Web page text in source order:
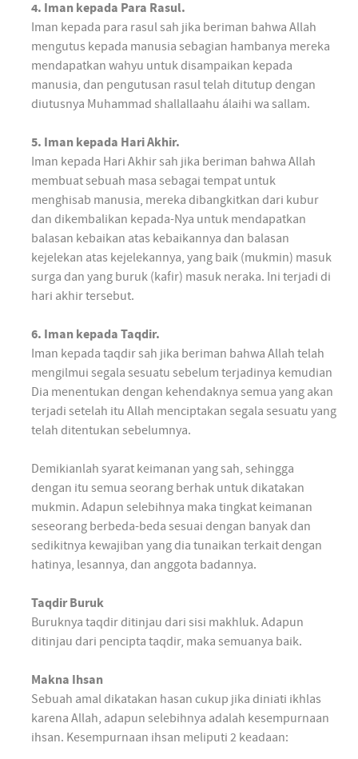
4. Iman kepada Para Rasul.
Iman kepada para rasul sah jika beriman bahwa Allah
mengutus kepada manusia sebagian hambanya mereka
mendapatkan wahyu untuk disampaikan kepada
manusia, dan pengutusan rasul telah ditutup dengan
diutusnya Muhammad shallallaahu álaihi wa sallam.
5. Iman kepada Hari Akhir.
Iman kepada Hari Akhir sah jika beriman bahwa Allah
membuat sebuah masa sebagai tempat untuk
menghisab manusia, mereka dibangkitkan dari kubur
dan dikembalikan kepada-Nya untuk mendapatkan
balasan kebaikan atas kebaikannya dan balasan
kejelekan atas kejelekannya, yang baik (mukmin) masuk
surga dan yang buruk (kafir) masuk neraka. Ini terjadi di
hari akhir tersebut.
6. Iman kepada Taqdir.
Iman kepada taqdir sah jika beriman bahwa Allah telah
mengilmui segala sesuatu sebelum terjadinya kemudian
Dia menentukan dengan kehendaknya semua yang akan
terjadi setelah itu Allah menciptakan segala sesuatu yang
telah ditentukan sebelumnya.
Demikianlah syarat keimanan yang sah, sehingga
dengan itu semua seorang berhak untuk dikatakan
mukmin. Adapun selebihnya maka tingkat keimanan
seseorang berbeda-beda sesuai dengan banyak dan
sedikitnya kewajiban yang dia tunaikan terkait dengan
hatinya, lesannya, dan anggota badannya.
Taqdir Buruk
Buruknya taqdir ditinjau dari sisi makhluk. Adapun
ditinjau dari pencipta taqdir, maka semuanya baik.
Makna Ihsan
Sebuah amal dikatakan hasan cukup jika diniati ikhlas
karena Allah, adapun selebihnya adalah kesempurnaan
ihsan. Kesempurnaan ihsan meliputi 2 keadaan: